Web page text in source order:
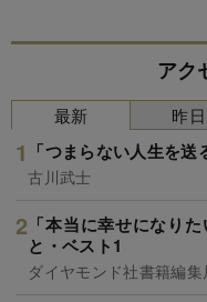
アク
最新
「つまらない人生を
古川武士
「本当に幸せになり
と・ベスト1
ダイヤモンド社書籍編集
昨日